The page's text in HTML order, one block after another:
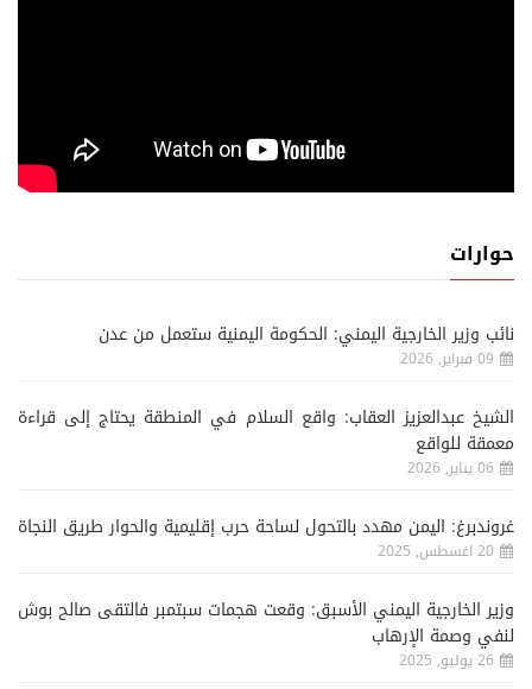
حوارات
نائب وزير الخارجية اليمني: الحكومة اليمنية ستعمل من عدن
09 فبراير, 2026
الشيخ عبدالعزيز العقاب: واقع السلام في المنطقة يحتاج إلى قراءة
معمقة للواقع
06 يناير, 2026
غروندبرغ: اليمن مهدد بالتحول لساحة حرب إقليمية والحوار طريق النجاة
20 اغسطس, 2025
وزير الخارجية اليمني الأسبق: وقعت هجمات سبتمبر فالتقى صالح بوش
لنفي وصمة الإرهاب
26 يوليو, 2025